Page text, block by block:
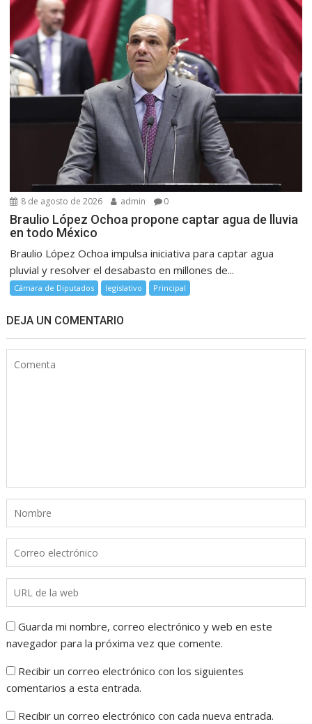
8 de agosto de 2026 admin 0
Braulio López Ochoa propone captar agua de lluvia
en todo México
Braulio López Ochoa impulsa iniciativa para captar agua
pluvial y resolver el desabasto en millones de...
Cámara de Diputados legislativo Principal
DEJA UN COMENTARIO
Guarda mi nombre, correo electrónico y web en este
navegador para la próxima vez que comente.
Recibir un correo electrónico con los siguientes
comentarios a esta entrada.
Recibir un correo electrónico con cada nueva entrada.